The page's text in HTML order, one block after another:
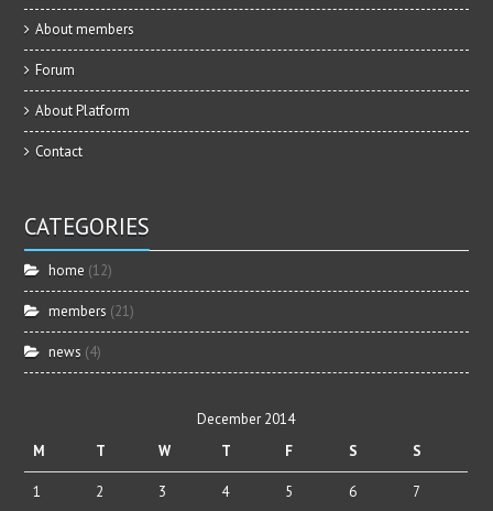
About members
Forum
About Platform
Contact
CATEGORIES
home (12)
members (21)
news (4)
December 2014
M
T W T F S S
1 2 3 4 5 6 7